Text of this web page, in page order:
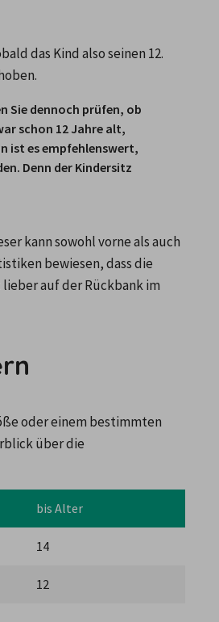
das Kind also seinen 12.
Sie dennoch prüfen, ob
schon 12 Jahre alt,
ist es empfehlenswert,
Denn der Kindersitz
kann sowohl vorne als auch
auf der Rückbank im
oder einem bestimmten
über die
bis Alter
14
12